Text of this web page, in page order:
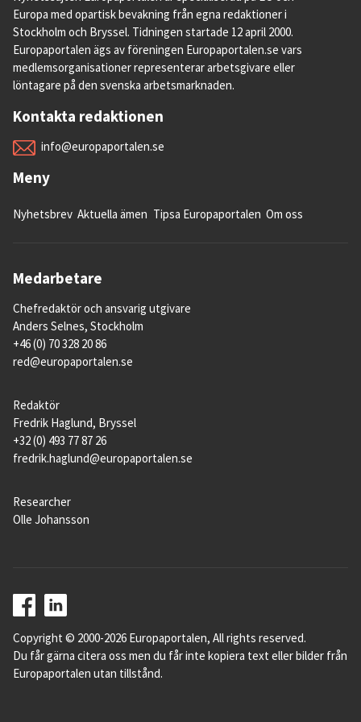
inte heller Grekland och Italien varifrån
flyktingarna flyttas.
Även länder utanför EU som Norge, Schweiz
och Liechtenstein har på frivilligbasis tagit
emot omfördelade flyktingar från EU-
vilken väg tar de?
Medelhavet via Turkiet till Grekland, den
västra via Marocko till Spanien.
Österifrån är det främst människor från
har kommit.
På centrala Medelhavet har det varit
människor från Eritrea, Nigeria, Guinea,
Människor från Elfenbenskusten, Marocko
den östra rutten. Då anlände 885 000
människor via Turkiet över Medelhavet till
Grekland. Denna rutt betraktas i dag som
stängd och betydligt färre tar sig in i EU den
Europa med opartisk bevakning från egna redaktioner i
Stockholm och Bryssel. Tidningen startade 12 april 2000.
Europaportalen ägs av föreningen Europaportalen.se vars
medlemsorganisationer representerar arbetsgivare eller
löntagare på den svenska arbetsmarknaden.
Kontakta redaktionen
info@europaportalen.se
Meny
Nyhetsbrev Aktuella ämen Tipsa Europaportalen Om oss
Medarbetare
Chefredaktör och ansvarig utgivare
Anders Selnes, Stockholm
+46 (0) 70 328 20 86
red@europaportalen.se
Redaktör
Fredrik Haglund, Bryssel
+32 (0) 493 77 87 26
fredrik.haglund@europaportalen.se
Researcher
Olle Johansson
Copyright © 2000-2026 Europaportalen, All rights reserved.
Du får gärna citera oss men du får inte kopiera text eller bilder från
Europaportalen utan tillstånd.